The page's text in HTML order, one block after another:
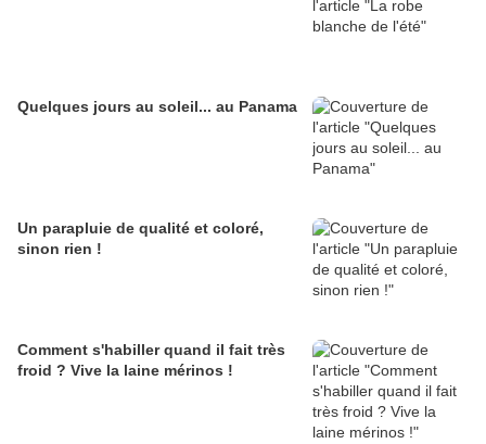
Quelques jours au soleil... au Panama
Un parapluie de qualité et coloré,
sinon rien !
Comment s'habiller quand il fait très
froid ? Vive la laine mérinos !